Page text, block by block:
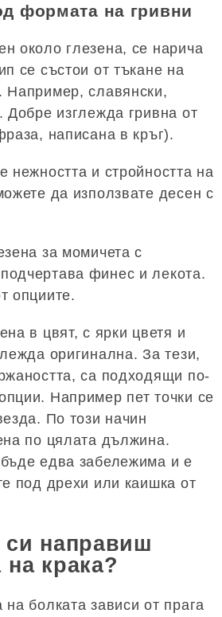
формата на гривни
около глезена, се нарича
се състои от тъкане на
Например, славянски,
Добре изглежда гривна от
написана в кръг).
нежността и стройността на
да използвате десен с
за момичета с
финес и лекота.
опциите.
в цвят, с ярки цветя и
оригинална. За тези,
са подходящи по-
Например пет точки се
По този начин
по цялата дължина.
едва забележима и е
под дрехи или каишка от
направиш
на крака?
на болката зависи от прага